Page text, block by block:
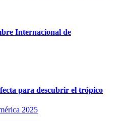
Internacional de
para descubrir el trópico